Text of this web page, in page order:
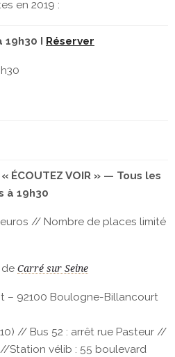
en 2019 :
I Réserver
ÉCOUTEZ VOIR » — Tous les
à 19h30
// Nombre de places limité
Carré sur Seine
– 92100 Boulogne-Billancourt
// Bus 52 : arrêt rue Pasteur //
Station vélib : 55 boulevard